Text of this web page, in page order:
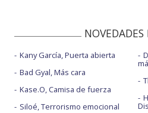
NOVEDADES
Kany García, Puerta abierta
Bad Gyal, Más cara
Kase.O, Camisa de fuerza
Siloé, Terrorismo emocional